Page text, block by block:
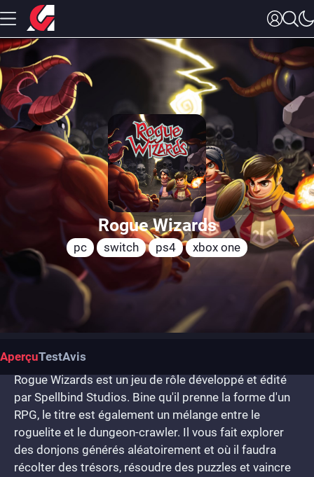
Rogue Wizards
pc switch ps4 xbox one
AperçuTestAvis
Rogue Wizards est un jeu de rôle développé et édité
par Spellbind Studios. Bine qu'il prenne la forme d'un
RPG, le titre est également un mélange entre le
roguelite et le dungeon-crawler. Il vous fait explorer
des donjons générés aléatoirement et où il faudra
récolter des trésors, résoudre des puzzles et vaincre